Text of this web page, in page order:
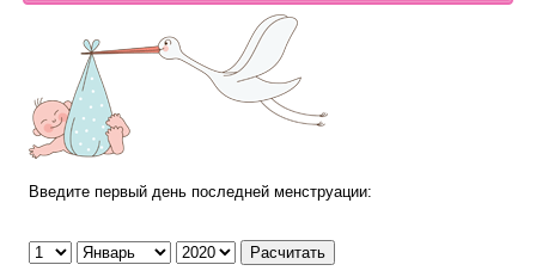
Введите первый день последней менструации: